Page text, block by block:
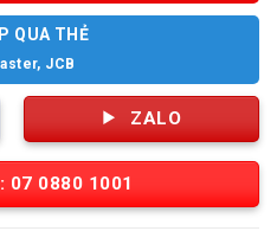
QUA THẺ
JCB
ZALO
07 0880 1001